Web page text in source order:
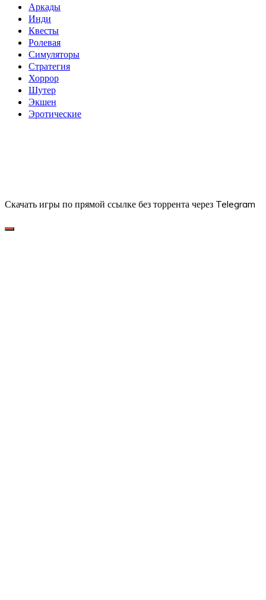
Аркады
Инди
Квесты
Ролевая
Симуляторы
Стратегия
Хоррор
Шутер
Экшен
Эротические
Скачать игры по прямой ссылке без торрента через Telegram